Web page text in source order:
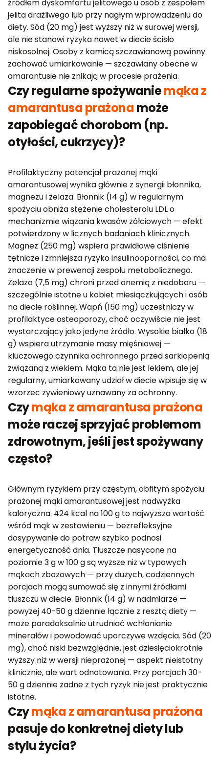
źródłem dyskomfortu jelitowego u osób z zespołem
jelita drażliwego lub przy nagłym wprowadzeniu do
diety. Sód (20 mg) jest wyższy niż w surowej wersji,
ale nie stanowi ryzyka nawet w diecie ścisło
niskosolnej. Osoby z kamicą szczawianową powinny
zachować umiarkowanie — szczawiany obecne w
amarantusie nie znikają w procesie prażenia.
Czy regularne spożywaniemąka z
amarantusa prażonamoże
zapobiegać chorobom (np.
otyłości, cukrzycy)?
Profilaktyczny potencjał prażonej mąki
amarantusowej wynika głównie z synergii błonnika,
magnezu i żelaza. Błonnik (14 g) w regularnym
spożyciu obniża stężenie cholesterolu LDL o
mechanizmie wiązania kwasów żółciowych — efekt
potwierdzony w licznych badaniach klinicznych.
Magnez (250 mg) wspiera prawidłowe ciśnienie
tętnicze i zmniejsza ryzyko insulinooporności, co ma
znaczenie w prewencji zespołu metabolicznego.
Żelazo (7,5 mg) chroni przed anemią z niedoboru —
szczególnie istotne u kobiet miesiączkujących i osób
na diecie roślinnej. Wapń (150 mg) uczestniczy w
profilaktyce osteoporozy, choć oczywiście nie jest
wystarczający jako jedyne źródło. Wysokie białko (18
g) wspiera utrzymanie masy mięśniowej —
kluczowego czynnika ochronnego przed sarkiopenią
związaną z wiekiem. Mąka ta nie jest lekiem, ale jej
regularny, umiarkowany udział w diecie wpisuje się w
wzorzec żywieniowy uznawany za ochronny.
Czymąka z amarantusa prażona
może raczej sprzyjać problemom
zdrowotnym, jeśli jest spożywany
często?
Głównym ryzykiem przy częstym, obfitym spożyciu
prażonej mąki amarantusowej jest nadwyżka
kaloryczna. 424 kcal na 100 g to najwyższa wartość
wśród mąk w zestawieniu — bezrefleksyjne
dosypywanie do potraw szybko podnosi
energetyczność dnia. Tłuszcze nasycone na
poziomie 3 g w 100 g są wyższe niż w typowych
mąkach zbożowych — przy dużych, codziennych
porcjach mogą sumować się z innymi źródłami
tłuszczu w diecie. Błonnik (14 g) w nadmiarze —
powyżej 40-50 g dziennie łącznie z resztą diety —
może paradoksalnie utrudniać wchłanianie
minerałów i powodować uporczywe wzdęcia. Sód (20
mg), choć niski bezwzględnie, jest dziesięciokrotnie
wyższy niż w wersji nieprażonej — aspekt nieistotny
klinicznie, ale wart odnotowania. Przy porcjach 30-
50 g dziennie żadne z tych ryzyk nie jest praktycznie
istotne.
Czymąka z amarantusa prażona
pasuje do konkretnej diety lub
stylu życia?